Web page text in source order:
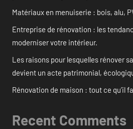
Matériaux en menuiserie : bois, alu,
Entreprise de rénovation : les
moderniser votre intérieur.
Les raisons pour lesquelles rénover
devient un acte patrimonial,
Rénovation de maison : tout ce qu’il
Recent Comments